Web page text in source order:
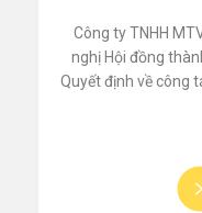
Công ty TNHH
nghị Hội đồng
Quyết định về công